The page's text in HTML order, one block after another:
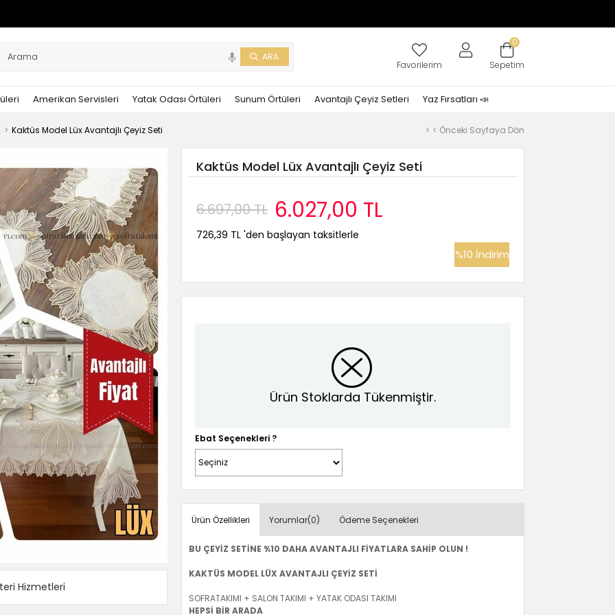
Sepetim
0
Favorilerim
Amerikan Servisleri Yatak Odası Örtüleri Sunum Örtüleri Avantajlı Çeyiz Setleri Yaz Fırsatları 📣
Kaktüs Model Lüx Avantajlı Çeyiz Seti < < Önceki Sayfaya Dön
Hizmetleri
Kaktüs Model Lüx Avantajlı Çeyiz Seti
6.027,00 TL
6.697,00 TL
726,39 TL 'den başlayan taksitlerle
%10 İndirim
Ürün Stoklarda Tükenmiştir.
Ebat Seçenekleri ?
Ürün Özellikleri Yorumlar(0) Ödeme Seçenekleri
BU ÇEYİZ SETİNE %10 DAHA AVANTAJLI FİYATLARA SAHİP OLUN !
KAKTÜS MODEL LÜX AVANTAJLI ÇEYİZ SETİ
SOFRATAKIMI + SALON TAKIMI + YATAK ODASI TAKIMI
HEPSİ BİR ARADA